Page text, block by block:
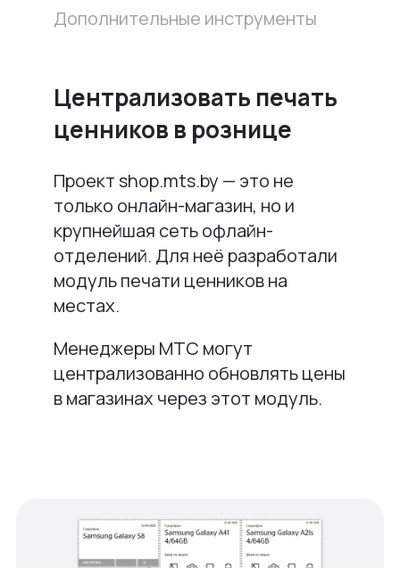
Дополнительные инструменты
Централизовать печать
ценников в рознице
Проект shop.mts.by — это не
только онлайн-магазин, но и
крупнейшая сеть офлайн-
отделений. Для неё разработали
модуль печати ценников на
местах.
Менеджеры МТС могут
централизованно обновлять цены
в магазинах через этот модуль.